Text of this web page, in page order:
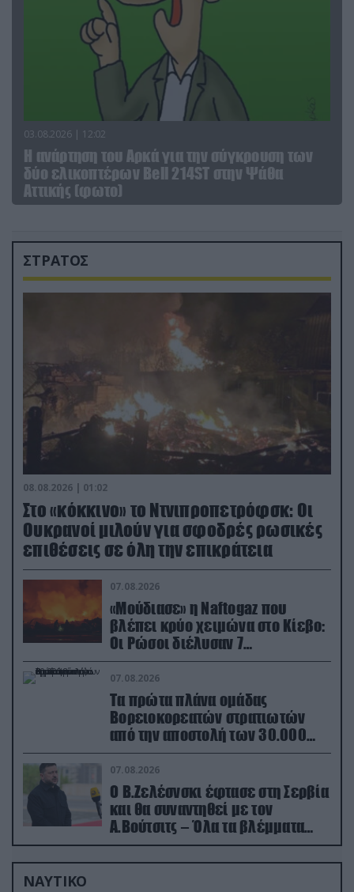
03.08.2026 | 12:02
Η ανάρτηση του Αρκά για την σύγκρουση των
δύο ελικοπτέρων Bell 214ST στην Ψάθα
Αττικής (φωτο)
ΣΤΡΑΤΟΣ
08.08.2026 | 01:02
Στο «κόκκινο» το Ντνιπροπετρόφσκ: Οι
Ουκρανοί μιλούν για σφοδρές ρωσικές
επιθέσεις σε όλη την επικράτεια
07.08.2026
«Μούδιασε» η Naftogaz που
βλέπει κρύο χειμώνα στο Κίεβο:
Οι Ρώσοι διέλυσαν 7
εγκαταστάσεις του ουκρανικού
κολοσσού!
07.08.2026
Τα πρώτα πλάνα ομάδας
Βορειοκορεατών στρατιωτών
από την αποστολή των 30.000
που έφτασαν στη Ρωσία (βίντεο)
07.08.2026
Ο Β.Ζελέσνσκι έφτασε στη Σερβία
και θα συναντηθεί με τον
Α.Βούτσιτς – Όλα τα βλέμματα
στις σχέσεις με τη Ρωσία
ΝΑΥΤΙΚΟ